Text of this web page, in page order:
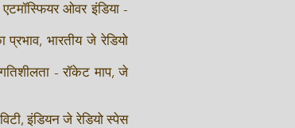
ओवर इंडिया -
भारतीय जे रेडियो
- रॉकेट माप, जे
इंडियन जे रेडियो स्पेस